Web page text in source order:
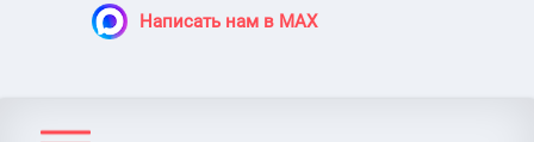
Написать нам в MAX